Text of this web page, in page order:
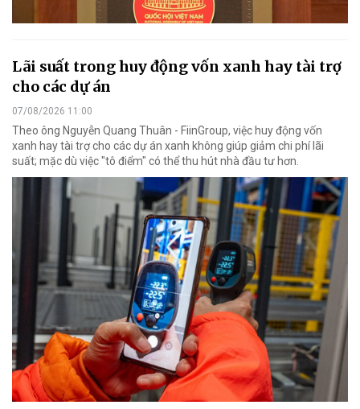
Lãi suất trong huy động vốn xanh hay tài trợ
cho các dự án
07/08/2026 11:00
Theo ông Nguyễn Quang Thuân - FiinGroup, việc huy động vốn
xanh hay tài trợ cho các dự án xanh không giúp giảm chi phí lãi
suất; mặc dù việc "tô điểm" có thể thu hút nhà đầu tư hơn.